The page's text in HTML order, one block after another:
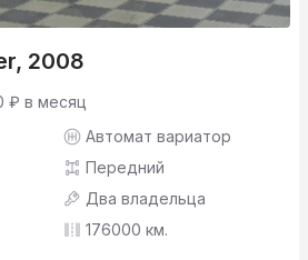
2008
₽ в месяц
Автомат вариатор
Передний
Два владельца
176000 км.